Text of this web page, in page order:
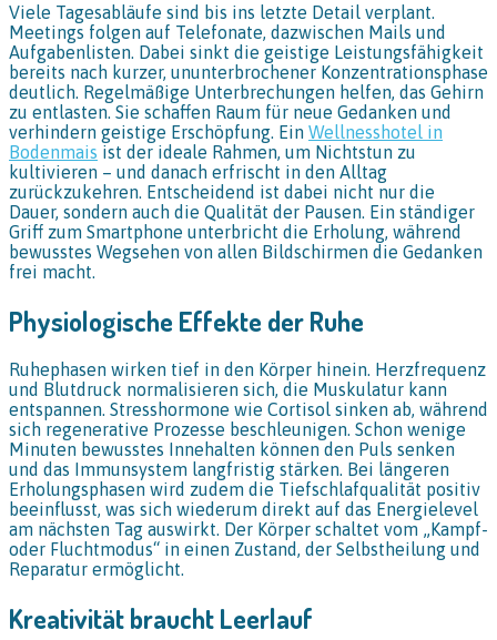
Viele Tagesabläufe sind bis ins letzte Detail verplant.
Meetings folgen auf Telefonate, dazwischen Mails und
Aufgabenlisten. Dabei sinkt die geistige Leistungsfähigkeit
bereits nach kurzer, ununterbrochener Konzentrationsphase
deutlich. Regelmäßige Unterbrechungen helfen, das Gehirn
zu entlasten. Sie schaffen Raum für neue Gedanken und
verhindern geistige Erschöpfung. Ein Wellnesshotel in
Bodenmais ist der ideale Rahmen, um Nichtstun zu
kultivieren – und danach erfrischt in den Alltag
zurückzukehren. Entscheidend ist dabei nicht nur die
Dauer, sondern auch die Qualität der Pausen. Ein ständiger
Griff zum Smartphone unterbricht die Erholung, während
bewusstes Wegsehen von allen Bildschirmen die Gedanken
frei macht.
Physiologische Effekte der Ruhe
Ruhephasen wirken tief in den Körper hinein. Herzfrequenz
und Blutdruck normalisieren sich, die Muskulatur kann
entspannen. Stresshormone wie Cortisol sinken ab, während
sich regenerative Prozesse beschleunigen. Schon wenige
Minuten bewusstes Innehalten können den Puls senken
und das Immunsystem langfristig stärken. Bei längeren
Erholungsphasen wird zudem die Tiefschlafqualität positiv
beeinflusst, was sich wiederum direkt auf das Energielevel
am nächsten Tag auswirkt. Der Körper schaltet vom „Kampf-
oder Fluchtmodus“ in einen Zustand, der Selbstheilung und
Reparatur ermöglicht.
Kreativität braucht Leerlauf